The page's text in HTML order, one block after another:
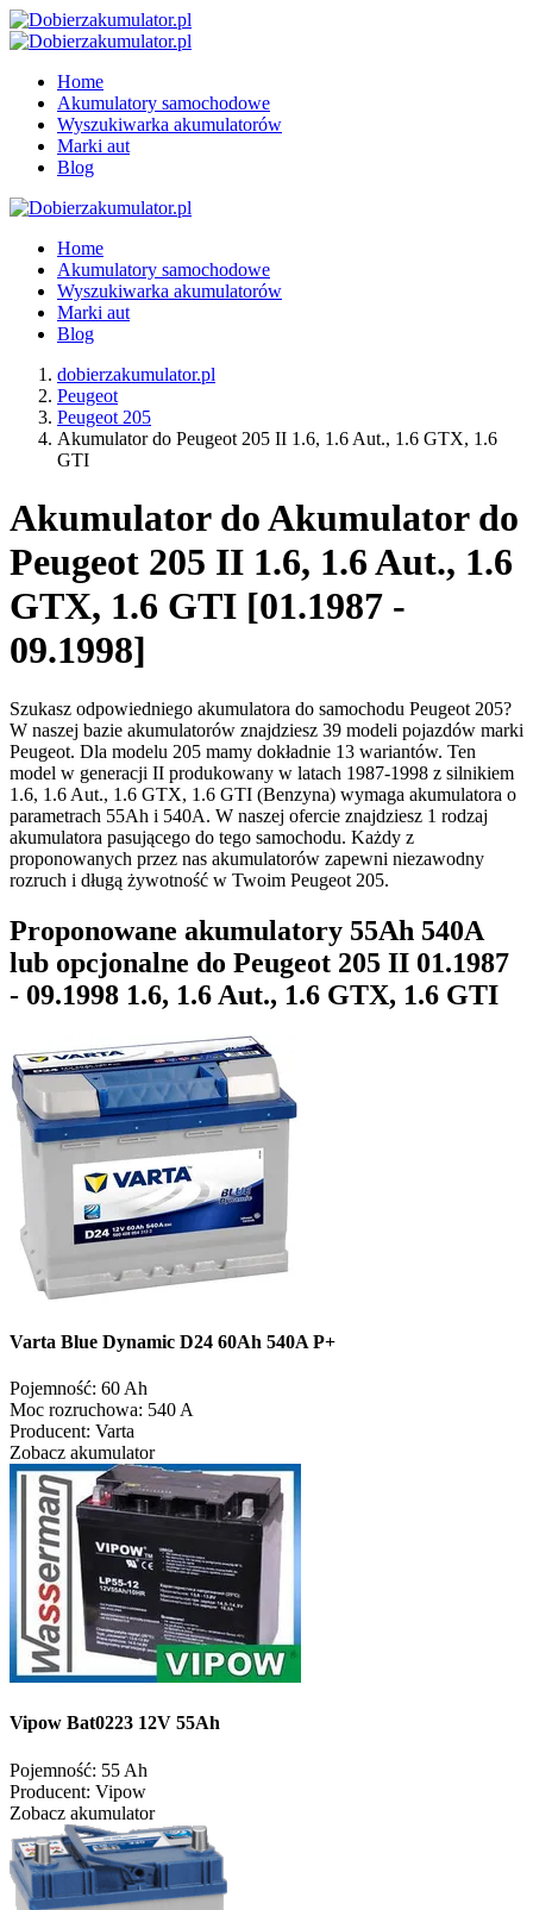
Home
Akumulatory samochodowe
Wyszukiwarka akumulatorów
Marki aut
Blog
Home
Akumulatory samochodowe
Wyszukiwarka akumulatorów
Marki aut
Blog
dobierzakumulator.pl
Peugeot
Peugeot 205
Akumulator do Peugeot 205 II 1.6, 1.6 Aut., 1.6 GTX, 1.6
GTI
Akumulator do Akumulator do
Peugeot 205 II 1.6, 1.6 Aut., 1.6
GTX, 1.6 GTI [01.1987 -
09.1998]
Szukasz odpowiedniego akumulatora do samochodu Peugeot 205?
W naszej bazie akumulatorów znajdziesz 39 modeli pojazdów marki
Peugeot. Dla modelu 205 mamy dokładnie 13 wariantów. Ten
model w generacji II produkowany w latach 1987-1998 z silnikiem
1.6, 1.6 Aut., 1.6 GTX, 1.6 GTI (Benzyna) wymaga akumulatora o
parametrach 55Ah i 540A. W naszej ofercie znajdziesz 1 rodzaj
akumulatora pasującego do tego samochodu. Każdy z
proponowanych przez nas akumulatorów zapewni niezawodny
rozruch i długą żywotność w Twoim Peugeot 205.
Proponowane akumulatory 55Ah 540A
lub opcjonalne do Peugeot 205 II 01.1987
- 09.1998 1.6, 1.6 Aut., 1.6 GTX, 1.6 GTI
Varta Blue Dynamic D24 60Ah 540A P+
Pojemność: 60 Ah
Moc rozruchowa: 540 A
Producent: Varta
Zobacz akumulator
Vipow Bat0223 12V 55Ah
Pojemność: 55 Ah
Producent: Vipow
Zobacz akumulator